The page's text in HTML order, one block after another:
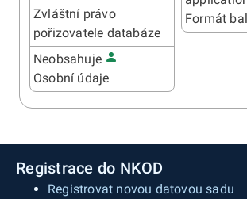
Zvláštní právo
pořizovatele databáze
Neobsahuje
Osobní údaje
Formát
Registrace do NKOD
Registrovat novou datovou sadu